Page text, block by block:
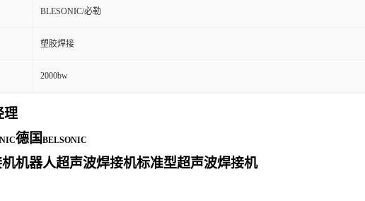
BLESONIC/必勒
塑胶焊接
2000bw
理
德国 BELSONIC
机器人超声波焊接机标准型超声波焊接机